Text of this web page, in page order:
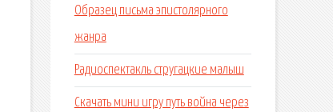
Образец письма эпистолярного
жанра
Радиоспектакль стругацкие малыш
Скачать мини игру путь война через